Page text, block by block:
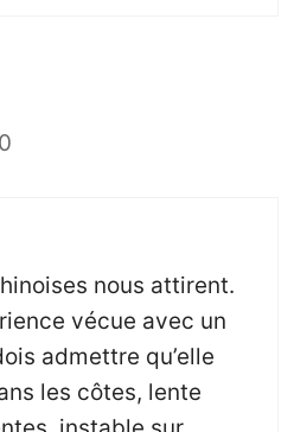
nous attirent.
vécue avec un
admettre qu’elle
les côtes, lente